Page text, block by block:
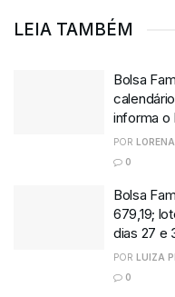
LEIA TAMBÉM
Bolsa
informa o
POR
0
Bolsa
679,19;
dias 27 e
POR LUIZA
0